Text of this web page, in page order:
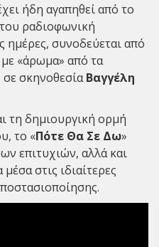
ήδη αγαπηθεί από το
ραδιοφωνική
ημέρες, συνοδεύεται από
«άρωμα» από τα
σε σκηνοθεσίαΒαγγέλη
τη δημιουργική ορμή
το «Πότε Θα Σε Δω»
επιτυχιών, αλλά και
στις ιδιαίτερες